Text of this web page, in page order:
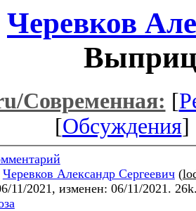
Черевков
Современная: [
[Обсуждения]
Черевков Александр Сергеевич(
11/2021, изменен: 06/11/2021.